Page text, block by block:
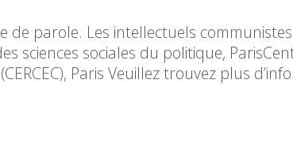
de parole. Les intellectuels
sciences sociales du politique,
Paris Veuillez trouvez plus